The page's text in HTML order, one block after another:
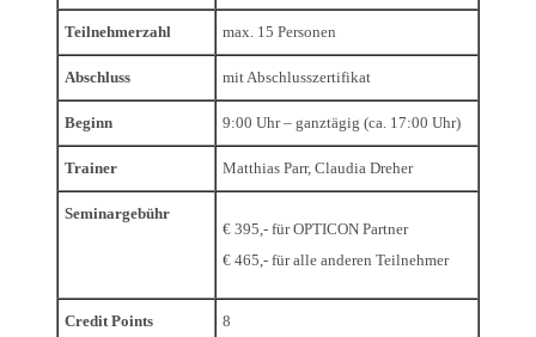
Teilnehmerzahl max. 15 Personen
Abschluss mit Abschlusszertifikat
Beginn 9:00 Uhr – ganztägig (ca. 17:00 Uhr)
Trainer Matthias Parr, Claudia Dreher
Seminargebühr
€ 395,- für OPTICON Partner
€ 465,- für alle anderen Teilnehmer
Credit Points 8